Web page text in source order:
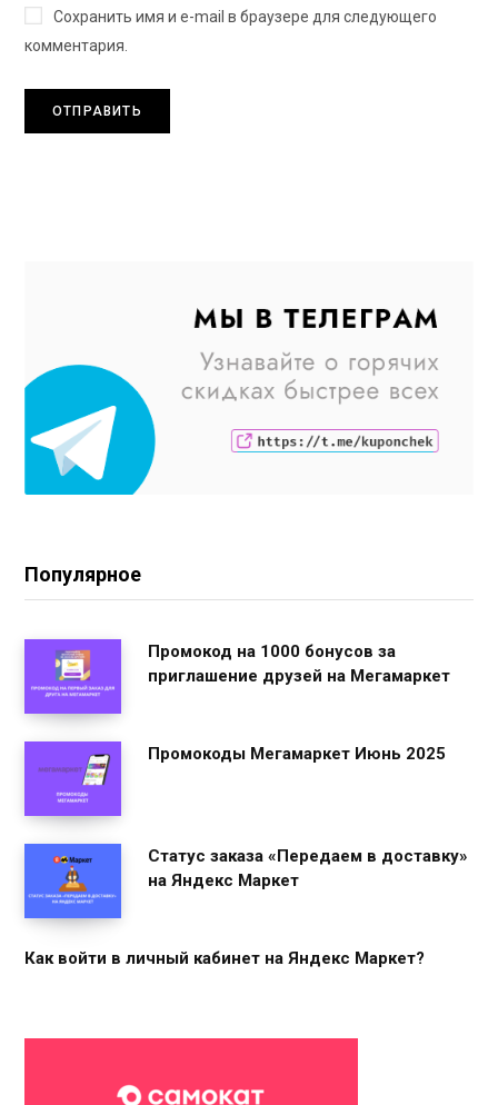
Сохранить имя и e-mail в браузере для следующего
комментария.
Популярное
Промокод на 1000 бонусов за
приглашение друзей на Мегамаркет
Промокоды Мегамаркет Июнь 2025
Статус заказа «Передаем в доставку»
на Яндекс Маркет
Как войти в личный кабинет на Яндекс Маркет?